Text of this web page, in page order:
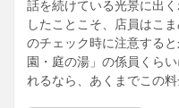
話を続けている光景に出
したことこそ、店員はこ
のチェック時に注意する
園・庭の湯」の係員くら
れるなら、あくまでこの